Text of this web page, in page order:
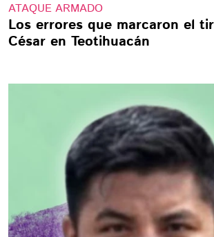
ATAQUE ARMADO
Los errores que marcaron el
César en Teotihuacán